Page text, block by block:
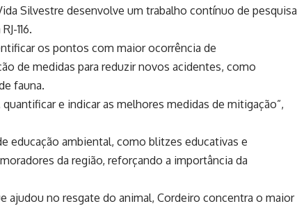
Silvestre desenvolve um trabalho contínuo de pesquisa
116.
os pontos com maior ocorrência de
de medidas para reduzir novos acidentes, como
fauna.
e indicar as melhores medidas de mitigação”,
educação ambiental, como blitzes educativas e
da região, reforçando a importância da
ajudou no resgate do animal, Cordeiro concentra o maior